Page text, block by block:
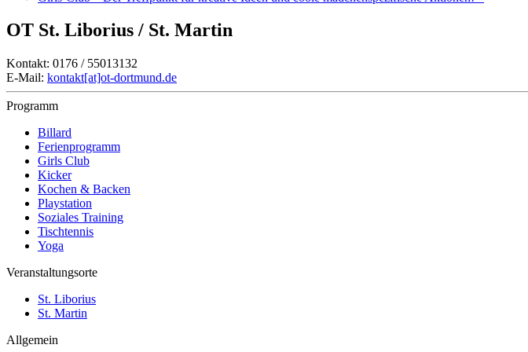
OT St. Liborius / St. Martin
Kontakt: 0176 / 55013132
E-Mail: kontakt[at]ot-dortmund.de
Programm
Billard
Ferienprogramm
Girls Club
Kicker
Kochen & Backen
Playstation
Soziales Training
Tischtennis
Yoga
Veranstaltungsorte
St. Liborius
St. Martin
Allgemein